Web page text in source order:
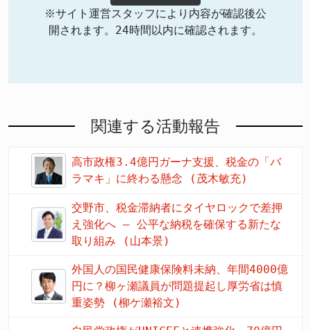
※サイト運営スタッフにより内容が確認後公
開されます。24時間以内に確認されます。
関連する活動報告
高市政権3.4億円ガーナ支援、税金の「バ
ラマキ」に終わる懸念 (茂木敏充)
交野市、税金滞納者にタイヤロックで差押
え強化へ – 公平な納税を確保する新たな
取り組み (山本景)
外国人の国民健康保険料未納、年間4000億
円に？柳ヶ瀬議員が問題提起し厚労省は慎
重姿勢 (柳ケ瀬裕文)